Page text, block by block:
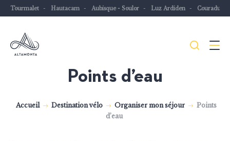
Tourmalet Hautacam Aubisque - Soulor Luz Ardiden
mythiques
Menu
Points d’eau
Accueil Destination vélo Organiser mon séjour
Points
d’eau